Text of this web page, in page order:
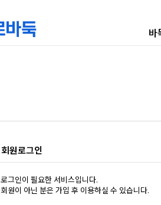
바
회원로그인
로그인이 필요한 서비스입니다.
회원이 아닌 분은 가입 후 이용하실 수 있습니다.